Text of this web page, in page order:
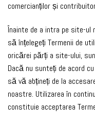
comercianților și
Înainte de a intra pe site-
să înțelegeți Termenii de
oricărei părți a site-ului,
Dacă nu sunteți de acord
să vă abțineți de la
noastre. Utilizarea în
constituie acceptarea